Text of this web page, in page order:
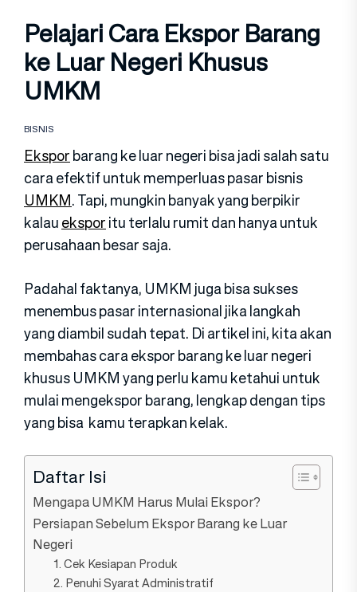
Pelajari Cara Ekspor Barang
ke Luar Negeri Khusus
UMKM
BISNIS
Eksporbarang ke luar negeri bisa jadi salah satu
cara efektif untuk memperluas pasar bisnis
UMKM. Tapi, mungkin banyak yang berpikir
kalaueksporitu terlalu rumit dan hanya untuk
perusahaan besar saja.
Padahal faktanya, UMKM juga bisa sukses
menembus pasar internasional jika langkah
yang diambil sudah tepat. Di artikel ini, kita akan
membahas cara ekspor barang ke luar negeri
khusus UMKM yang perlu kamu ketahui untuk
mulai mengekspor barang, lengkap dengan tips
yang bisa kamu terapkan kelak.
Daftar Isi
Mengapa UMKM Harus Mulai Ekspor?
Persiapan Sebelum Ekspor Barang ke Luar
Negeri
1. Cek Kesiapan Produk
2. Penuhi Syarat Administratif